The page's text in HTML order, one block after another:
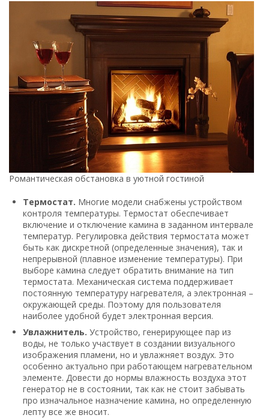
Романтическая обстановка в уютной гостиной
Термостат. Многие модели снабжены устройством
контроля температуры. Термостат обеспечивает
включение и отключение камина в заданном интервале
температур. Регулировка действия термостата может
быть как дискретной (определенные значения), так и
непрерывной (плавное изменение температуры). При
выборе камина следует обратить внимание на тип
термостата. Механическая система поддерживает
постоянную температуру нагревателя, а электронная –
окружающей среды. Поэтому для пользователя
наиболее удобной будет электронная версия.
Увлажнитель. Устройство, генерирующее пар из
воды, не только участвует в создании визуального
изображения пламени, но и увлажняет воздух. Это
особенно актуально при работающем нагревательном
элементе. Довести до нормы влажность воздуха этот
генератор не в состоянии, так как не стоит забывать
про изначальное назначение камина, но определенную
лепту все же вносит.